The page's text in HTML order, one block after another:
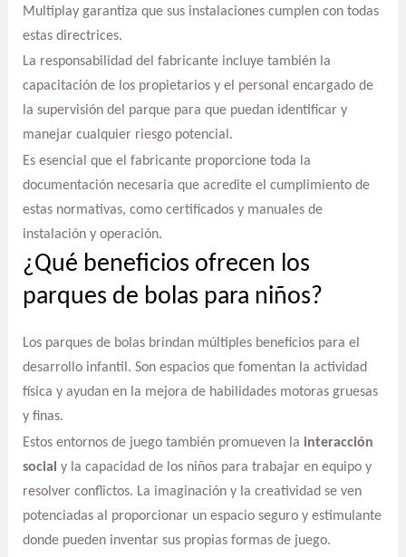
Multiplay garantiza que sus instalaciones cumplen con todas
estas directrices.
La responsabilidad del fabricante incluye también la
capacitación de los propietarios y el personal encargado de
la supervisión del parque para que puedan identificar y
manejar cualquier riesgo potencial.
Es esencial que el fabricante proporcione toda la
documentación necesaria que acredite el cumplimiento de
estas normativas, como certificados y manuales de
instalación y operación.
¿Qué beneficios ofrecen los
parques de bolas para niños?
Los parques de bolas brindan múltiples beneficios para el
desarrollo infantil. Son espacios que fomentan la actividad
física y ayudan en la mejora de habilidades motoras gruesas
y finas.
Estos entornos de juego también promueven la interacción
social y la capacidad de los niños para trabajar en equipo y
resolver conflictos. La imaginación y la creatividad se ven
potenciadas al proporcionar un espacio seguro y estimulante
donde pueden inventar sus propias formas de juego.